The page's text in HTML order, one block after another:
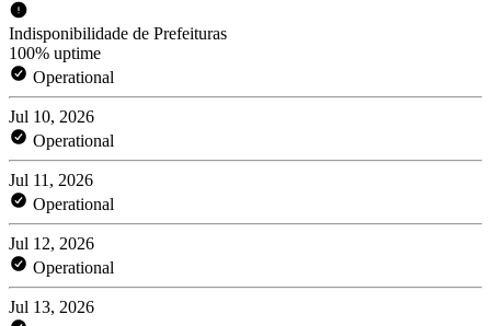
Indisponibilidade de Prefeituras
100% uptime
Operational
Jul 10, 2026
Operational
Jul 11, 2026
Operational
Jul 12, 2026
Operational
Jul 13, 2026